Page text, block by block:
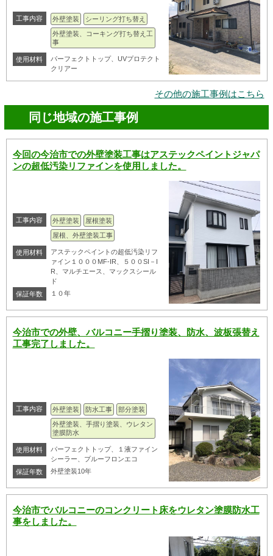
工事内容 外壁塗装
シーリング打ち替え
外壁塗装、コーキング打ち替え工
事
使用材料
パーフェクトトップ、UVプロテクト
クリアー
その他の施工事例はこちら
同じ地域の施工事例
今回の今治市での外壁塗装工事はアステックペイントジャパ
ンの超低汚染リファインを使用しました。
工事内容 外壁塗装
屋根塗装
屋根、外壁塗装工事
使用材料
アステックペイントの超低汚染リフ
ァイン１０００MF-IR、５００SI－I
R、マルチエース、マックスシール
ド
保証年数
１０年
今治市での外壁、バルコニー手摺り塗装、防水、波板張替え
工事完了しました。
工事内容 外壁塗装 防水工事
部分塗装
外壁塗装、手摺り塗装、ウレタン
塗膜防水
使用材料
パーフェクトトップ、１液ファイン
シーラー、プルーフロンエコ
保証年数
外壁塗装10年
今治市でバルコニーのコンクリート床をウレタン塗膜防水工
事をしました。